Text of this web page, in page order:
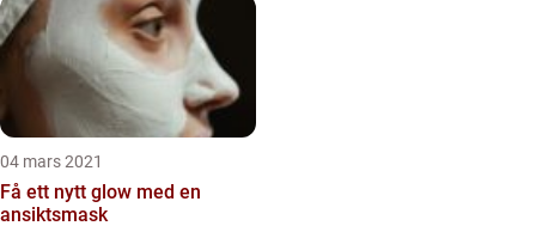
04 mars 2021
Få ett nytt glow med en
ansiktsmask